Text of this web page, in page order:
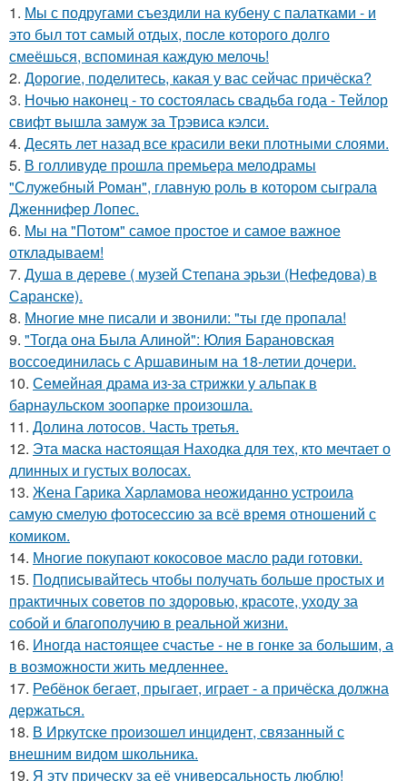
1. Мы с подругами съездили на кубену с палатками - и
это был тот самый отдых, после которого долго
смеёшься, вспоминая каждую мелочь!
2. Дорогие, поделитесь, какая у вас сейчас причёска?
3. Ночью наконец - то состоялась свадьба года - Тейлор
свифт вышла замуж за Трэвиса кэлси.
4. Десять лет назад все красили веки плотными слоями.
5. В голливуде прошла премьера мелодрамы
"Служебный Роман", главную роль в котором сыграла
Дженнифер Лопес.
6. Мы на "Потом" самое простое и самое важное
откладываем!
7. Душа в дереве ( музей Степана эрьзи (Нефедова) в
Саранске).
8. Многие мне писали и звонили: "ты где пропала!
9. "Тогда она Была Алиной": Юлия Барановская
воссоединилась с Аршавиным на 18-летии дочери.
10. Семейная драма из-за стрижки у альпак в
барнаульском зоопарке произошла.
11. Долина лотосов. Часть третья.
12. Эта маска настоящая Находка для тех, кто мечтает о
длинных и густых волосах.
13. Жена Гарика Харламова неожиданно устроила
самую смелую фотосессию за всё время отношений с
комиком.
14. Многие покупают кокосовое масло ради готовки.
15. Подписывайтесь чтобы получать больше простых и
практичных советов по здоровью, красоте, уходу за
собой и благополучию в реальной жизни.
16. Иногда настоящее счастье - не в гонке за большим, а
в возможности жить медленнее.
17. Ребёнок бегает, прыгает, играет - а причёска должна
держаться.
18. В Иркутске произошел инцидент, связанный с
внешним видом школьника.
19. Я эту прическу за её универсальность люблю!